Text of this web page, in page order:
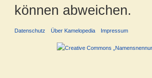
können abweichen.
Datenschutz Über Kamelopedia Impressum